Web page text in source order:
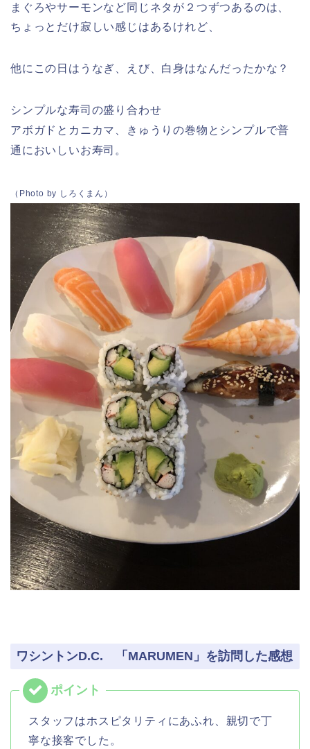
まぐろやサーモンなど同じネタが２つずつあるのは、
ちょっとだけ寂しい感じはあるけれど、
他にこの日はうなぎ、えび、白身はなんだったかな？
シンプルな寿司の盛り合わせ
アボガドとカニカマ、きゅうりの巻物とシンプルで普
通においしいお寿司。
（Photo by しろくまん）
ワシントンD.C. 「MARUMEN」を訪問した感想
スタッフはホスピタリティにあふれ、親切で丁
寧な接客でした。